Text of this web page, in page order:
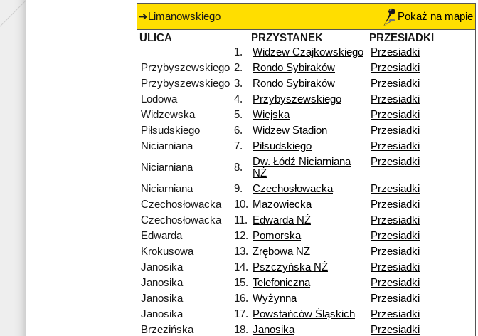
Limanowskiego
Pokaż na mapie
ULICA
PRZYSTANEK
PRZESIADKI
1.
Widzew Czajkowskiego
Przesiadki
Przybyszewskiego 2. Rondo Sybiraków
Przesiadki
Przybyszewskiego 3. Rondo Sybiraków
Przesiadki
Lodowa
4. Przybyszewskiego
Przesiadki
Widzewska
5. Wiejska
Przesiadki
Piłsudskiego
6. Widzew Stadion
Przesiadki
Niciarniana
7. Piłsudskiego
Przesiadki
Niciarniana
8.
Dw. Łódź Niciarniana
NŻ
Przesiadki
Niciarniana 9. Czechosłowacka
Przesiadki
Czechosłowacka
10. Mazowiecka
Przesiadki
Czechosłowacka
11. Edwarda NŻ
Przesiadki
Edwarda
12. Pomorska
Przesiadki
Krokusowa
13. Zrębowa NŻ
Przesiadki
Janosika
14. Pszczyńska NŻ
Przesiadki
Janosika
15. Telefoniczna
Przesiadki
Janosika
16. Wyżynna
Przesiadki
Janosika
17. Powstańców Śląskich
Przesiadki
Brzezińska
18. Janosika
Przesiadki